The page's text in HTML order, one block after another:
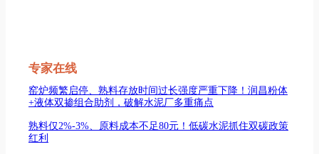
专家在线
窑炉频繁启停、熟料存放时间过长强度严重下降！润昌粉体
+液体双掺组合助剂，破解水泥厂多重痛点
熟料仅2%-3%、原料成本不足80元！低碳水泥抓住双碳政策
红利